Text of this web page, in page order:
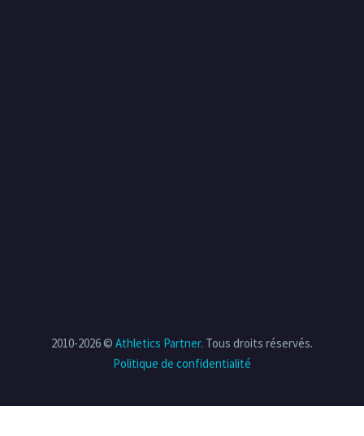
2010-2026 © Athletics Partner. Tous droits réservés.
Politique de confidentialité